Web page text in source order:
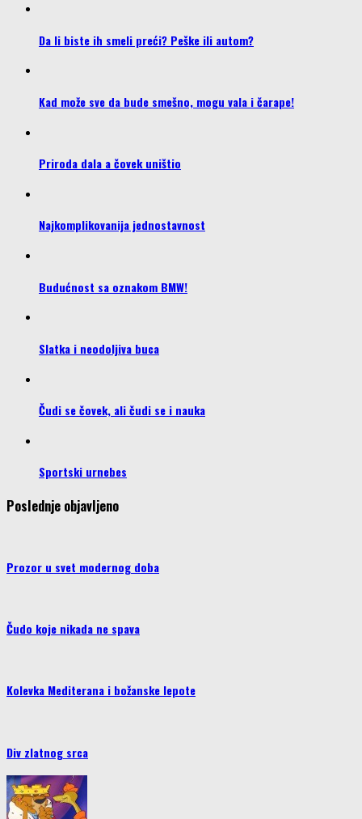
Da li biste ih smeli preći? Peške ili autom?
Kad može sve da bude smešno, mogu vala i čarape!
Priroda dala a čovek uništio
Najkomplikovanija jednostavnost
Budućnost sa oznakom BMW!
Slatka i neodoljiva buca
Čudi se čovek, ali čudi se i nauka
Sportski urnebes
Poslednje objavljeno
Prozor u svet modernog doba
Čudo koje nikada ne spava
Kolevka Mediterana i božanske lepote
Div zlatnog srca